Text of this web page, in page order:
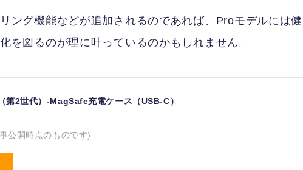
ング機能などが追加されるのであれば、Proモデルには健
を図るのが理に叶っているのかもしれません。
2世代）-MagSafe充電ケース（USB-C）
公開時点のものです)